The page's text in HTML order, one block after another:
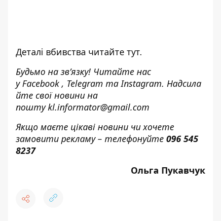
Деталі вбивства читайте тут.
Будьмо на зв’язку! Читайте нас
уFacebook, Telegram таInstagram. Надсила
йте свої новини на
поштуkl.informator@gmail.com
Якщо маєте цікаві новини чи хочете
замовити рекламу – телефонуйте 096 545
8237
Ольга Пукавчук